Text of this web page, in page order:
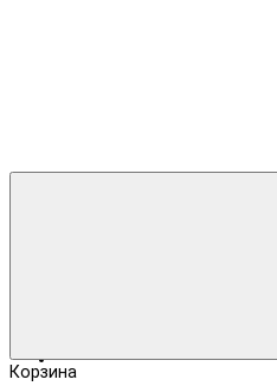
Корзина